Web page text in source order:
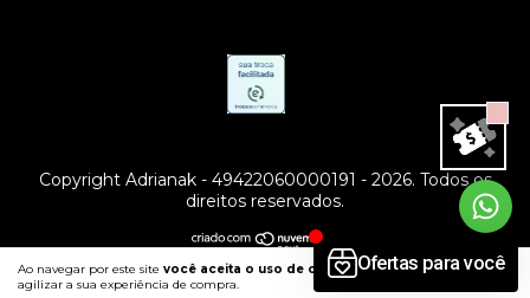
Ao navegar por este site você aceita o uso de cookiespara
agilizar a sua experiência de compra.
Copyright Adrianak - 49422060000191 - 2026. Todos os
direitos reservados.